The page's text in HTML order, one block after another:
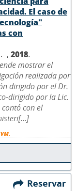
El caso de
con
, 2018.
mostrar el
realizada por
dirigido por el Dr.
dirigido por la Lic.
con el
Reservar